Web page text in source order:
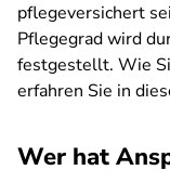
pflegeversichert
Pflegegrad wird
festgestellt. Wie
erfahren Sie in
Wer hat